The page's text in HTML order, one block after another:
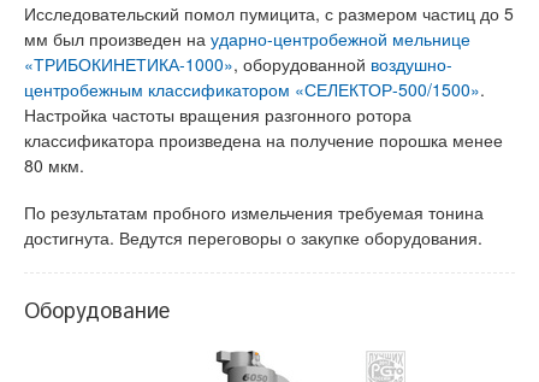
Исследовательский помол пумицита, с размером частиц до 5
мм был произведен на ударно-центробежной мельнице
«ТРИБОКИНЕТИКА-1000», оборудованной воздушно-
центробежным классификатором «СЕЛЕКТОР-500/1500».
Настройка частоты вращения разгонного ротора
классификатора произведена на получение порошка менее
80 мкм.
По результатам пробного измельчения требуемая тонина
достигнута. Ведутся переговоры о закупке оборудования.
Оборудование